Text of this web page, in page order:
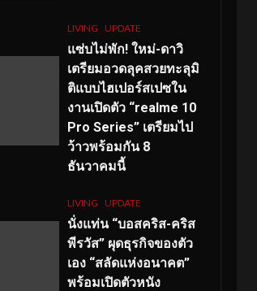
LIVING UPDATE
แซ่บไม่พัก! ใหม่-ดาวิ
เตรียมอวดลุคสวยทะลุมิ
ติแบบไฮเปอร์สเปซใน
งานเปิดตัว “realme 10
Pro Series” เตรียมไป
ว้าวพร้อมกัน 8
ธันวาคมนี้
LIVING UPDATE
นั่งแท่น “บอสคริส-คริส
พีรวัส” ผุดธุรกิจของตัว
เอง “สลัดแห่งอนาคต”
พร้อมเปิดตัวหนัง